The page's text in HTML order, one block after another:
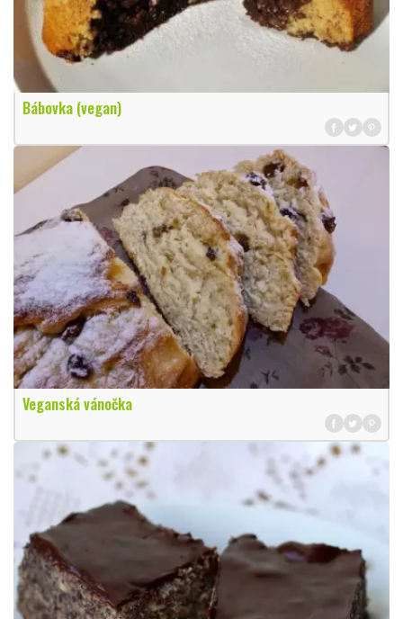
Bábovka (vegan)
Veganská vánočka